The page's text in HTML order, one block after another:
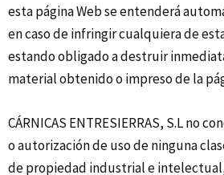
esta página Web se entenderá
en caso de infringir cualquiera de
estando obligado a destruir
material obtenido o impreso de la
CÁRNICAS ENTRESIERRAS, S.L no
o autorización de uso de ninguna
de propiedad industrial e